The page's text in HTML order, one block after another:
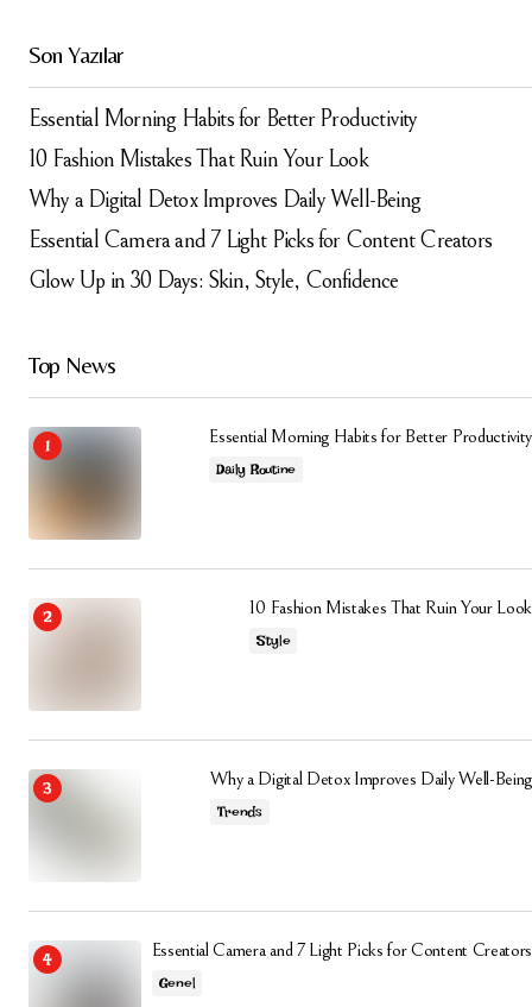
posta adresim ve site adresim bu tarayıcıya
Submit Comment
Son Yazılar
Essential Morning Habits for Better Productivity
10 Fashion Mistakes That Ruin Your Look
Why a Digital Detox Improves Daily Well-Being
Essential Camera and 7 Light Picks for Content Creators
Glow Up in 30 Days: Skin, Style, Confidence
Top News
Essential Morning Habits for Better Productivity
Daily Routine
10 Fashion Mistakes That Ruin Your Look
Style
Why a Digital Detox Improves Daily Well-Being
Trends
Essential Camera and 7 Light Picks for Content Creators
Genel